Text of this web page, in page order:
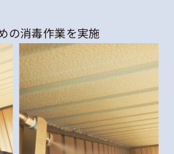
の消毒作業を実施